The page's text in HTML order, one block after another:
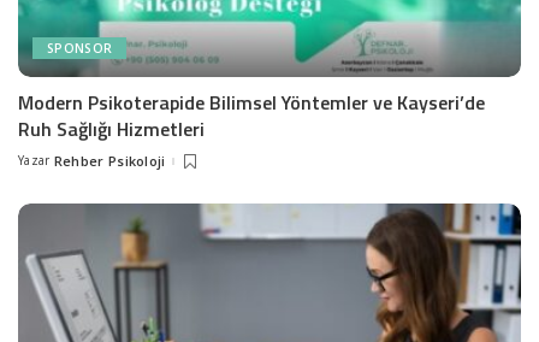
SPONSOR
Modern Psikoterapide Bilimsel Yöntemler ve Kayseri’de
Ruh Sağlığı Hizmetleri
Posted
Yazar Rehber Psikoloji